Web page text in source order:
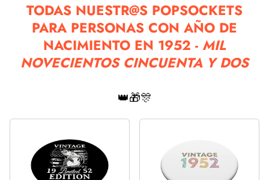
TODAS NUESTR@S POPSOCKETS
PARA PERSONAS CON AÑO DE
NACIMIENTO EN 1952 - MIL
NOVECIENTOS CINCUENTA Y DOS
👑🎁🎊